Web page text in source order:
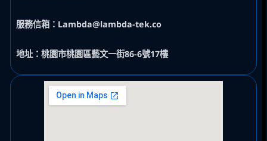
服務信箱：Lambda@lambda-tek.co
地址：桃園市桃園區藝文一街86-6號17樓